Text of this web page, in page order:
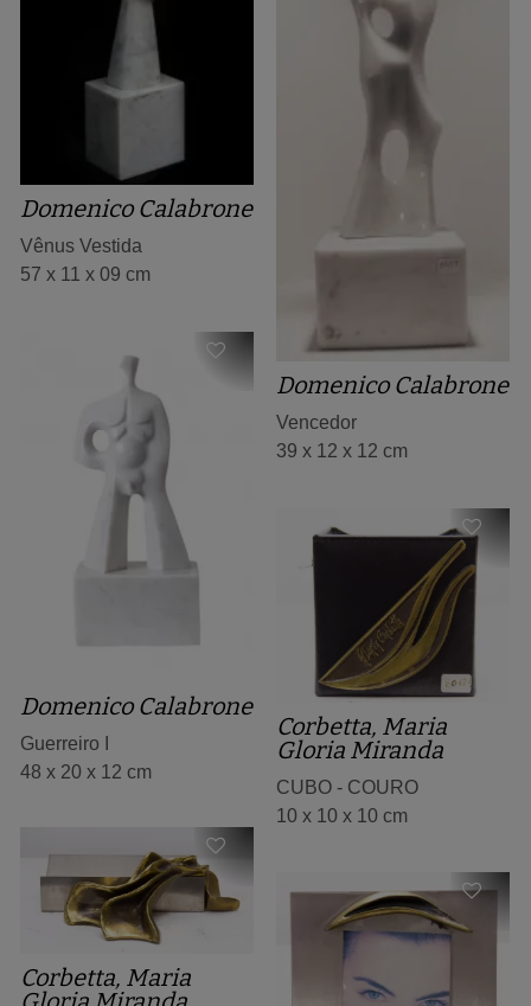
Domenico Calabrone
Vênus Vestida
57 x 11 x 09 cm
Domenico Calabrone
Vencedor
39 x 12 x 12 cm
Domenico Calabrone
Guerreiro I
48 x 20 x 12 cm
Corbetta, Maria
Gloria Miranda
CUBO - COURO
10 x 10 x 10 cm
Corbetta, Maria